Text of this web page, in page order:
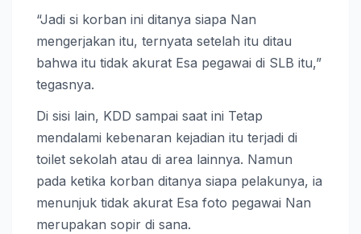
“Jadi si korban ini ditanya siapa Nan
mengerjakan itu, ternyata setelah itu ditau
bahwa itu tidak akurat Esa pegawai di SLB itu,”
tegasnya.
Di sisi lain, KDD sampai saat ini Tetap
mendalami kebenaran kejadian itu terjadi di
toilet sekolah atau di area lainnya. Namun
pada ketika korban ditanya siapa pelakunya, ia
menunjuk tidak akurat Esa foto pegawai Nan
merupakan sopir di sana.